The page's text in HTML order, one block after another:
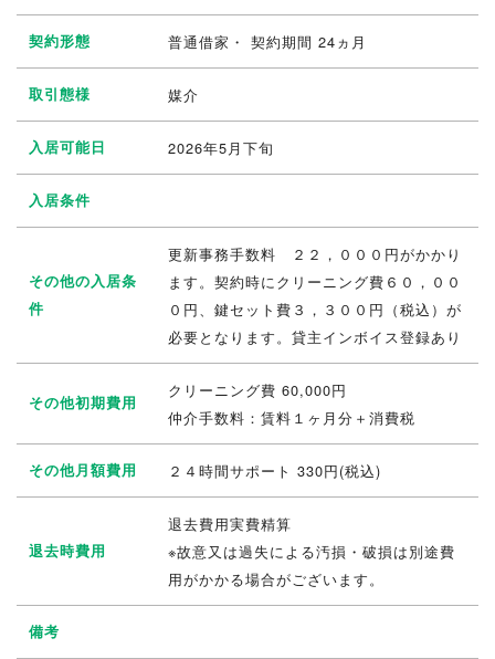
契約形態 普通借家・ 契約期間 24ヵ月
取引態様 媒介
入居可能日 2026年5月下旬
入居条件
その他の入居条
件
更新事務手数料 ２２，０００円がかかり
ます。契約時にクリーニング費６０，００
０円、鍵セット費３，３００円（税込）が
必要となります。貸主インボイス登録あり
その他初期費用
クリーニング費 60,000円
仲介手数料：賃料１ヶ月分＋消費税
その他月額費用 ２４時間サポート 330円(税込)
退去時費用
退去費用実費精算
※故意又は過失による汚損・破損は別途費
用がかかる場合がございます。
備考